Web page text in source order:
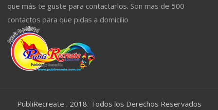
que más te guste para contactarlos. Son mas de 500
contactos para que pidas a domicilio
PubliRecreate . 2018. Todos los Derechos Reservados